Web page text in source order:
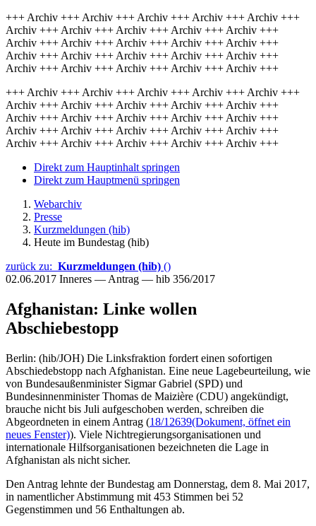
+++ Archiv +++ Archiv +++ Archiv +++ Archiv +++ Archiv +++
Archiv +++ Archiv +++ Archiv +++ Archiv +++ Archiv +++
Archiv +++ Archiv +++ Archiv +++ Archiv +++ Archiv +++
Archiv +++ Archiv +++ Archiv +++ Archiv +++ Archiv +++
Archiv +++ Archiv +++ Archiv +++ Archiv +++ Archiv +++
+++ Archiv +++ Archiv +++ Archiv +++ Archiv +++ Archiv +++
Archiv +++ Archiv +++ Archiv +++ Archiv +++ Archiv +++
Archiv +++ Archiv +++ Archiv +++ Archiv +++ Archiv +++
Archiv +++ Archiv +++ Archiv +++ Archiv +++ Archiv +++
Archiv +++ Archiv +++ Archiv +++ Archiv +++ Archiv +++
Direkt zum Hauptinhalt springen
Direkt zum Hauptmenü springen
Webarchiv
Presse
Kurzmeldungen (hib)
Heute im Bundestag (hib)
zurück zu: Kurzmeldungen (hib) ()
02.06.2017 Inneres — Antrag — hib 356/2017
Afghanistan: Linke wollen
Abschiebestopp
Berlin: (hib/JOH) Die Linksfraktion fordert einen sofortigen
Abschiedebstopp nach Afghanistan. Eine neue Lagebeurteilung, wie
von Bundesaußenminister Sigmar Gabriel (SPD) und
Bundesinnenminister Thomas de Maizière (CDU) angekündigt,
brauche nicht bis Juli aufgeschoben werden, schreiben die
Abgeordneten in einem Antrag (18/12639(Dokument, öffnet ein
neues Fenster)). Viele Nichtregierungsorganisationen und
internationale Hilfsorganisationen bezeichneten die Lage in
Afghanistan als nicht sicher.
Den Antrag lehnte der Bundestag am Donnerstag, dem 8. Mai 2017,
in namentlicher Abstimmung mit 453 Stimmen bei 52
Gegenstimmen und 56 Enthaltungen ab.